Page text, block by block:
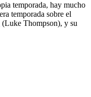
temporada, hay mucho
temporada sobre el
(Luke Thompson), y su